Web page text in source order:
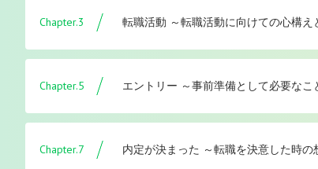
Chapter.3 転職活動 ～転職活動に向けての心構え
Chapter.5 エントリー ～事前準備として必要なこ
Chapter.7 内定が決まった ～転職を決意した時の